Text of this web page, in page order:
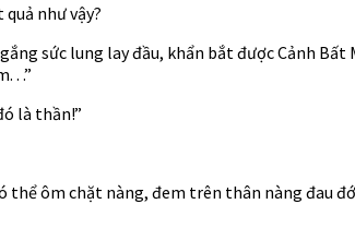
như vậy?
sức lung lay đầu, khẩn bắt được Cảnh
. .”
là thần!”
thể ôm chặt nàng, đem trên thân nàng đau